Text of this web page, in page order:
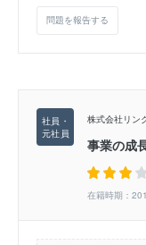
問題を報告する
株式会社リン
事業の成
在籍時期：